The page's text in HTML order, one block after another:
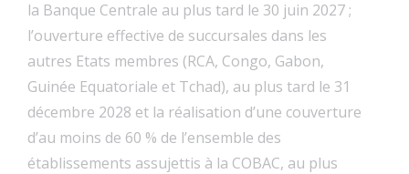
la Banque Centrale au plus tard le 30 juin 2027 ;
l’ouverture effective de succursales dans les
autres Etats membres (RCA, Congo, Gabon,
Guinée Equatoriale et Tchad), au plus tard le 31
décembre 2028 et la réalisation d’une couverture
d’au moins de 60 % de l’ensemble des
établissements assujettis à la COBAC, au plus